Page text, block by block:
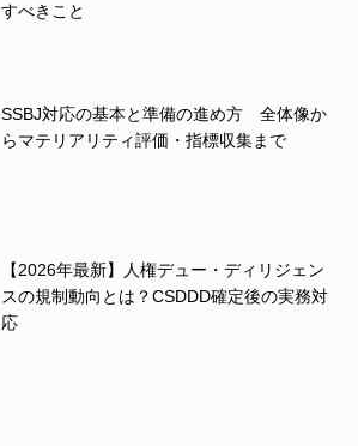
すべきこと
SSBJ対応の基本と準備の進め方 全体像か
らマテリアリティ評価・指標収集まで
【2026年最新】人権デュー・ディリジェン
スの規制動向とは？CSDDD確定後の実務対
応